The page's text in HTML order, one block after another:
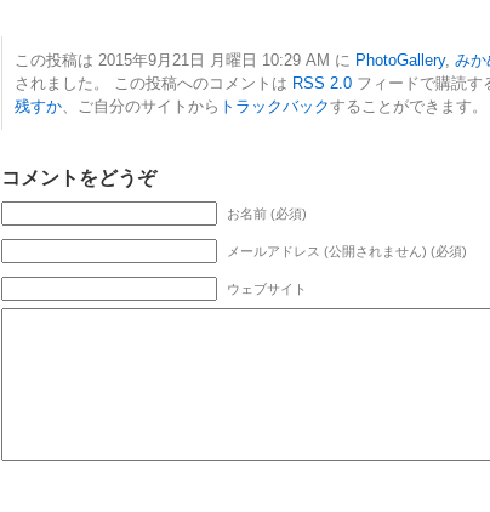
この投稿は 2015年9月21日 月曜日 10:29 AM に PhotoGallery, みか
されました。 この投稿へのコメントは RSS 2.0 フィードで購読す
残すか、ご自分のサイトから トラックバックすることができます。
コメントをどうぞ
お名前 (必須)
メールアドレス (公開されません) (必須)
ウェブサイト